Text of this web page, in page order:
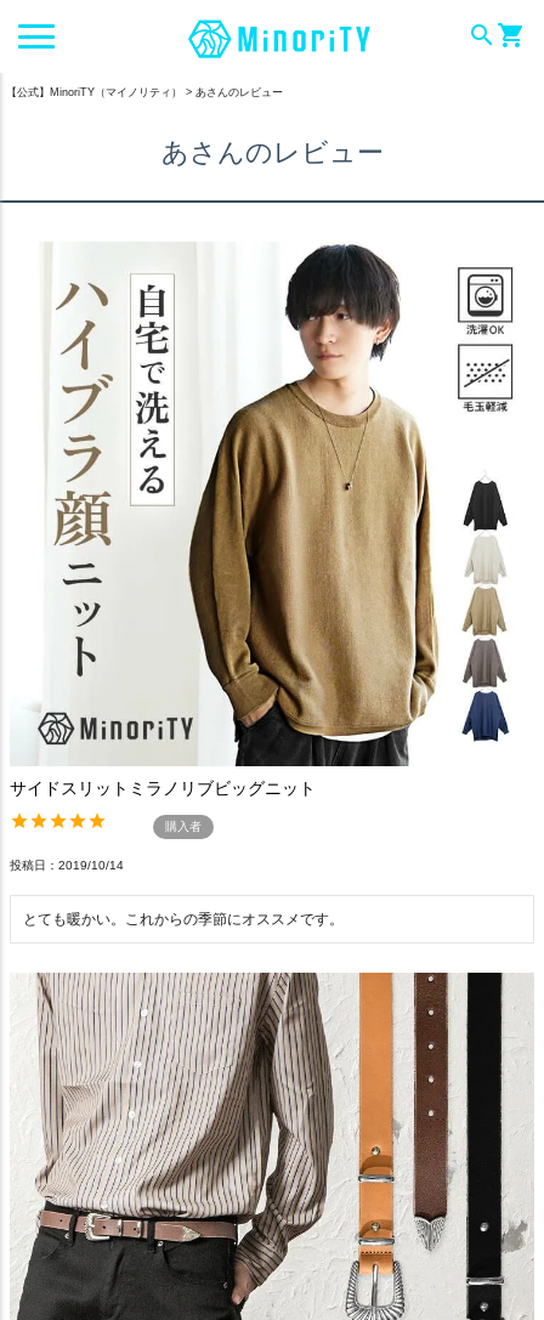
searchshopping_cart
【公式】MinoriTY（マイノリティ） あさんのレビュー
あさんのレビュー
サイドスリットミラノリブビッグニット
購入者
投稿日 2019/10/14
とても暖かい。これからの季節にオススメです。